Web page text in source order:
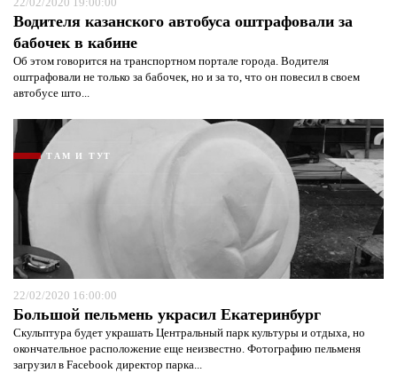
Водителя казанского автобуса оштрафовали за
бабочек в кабине
Об этом говорится на транспортном портале города. Водителя
оштрафовали не только за бабочек, но и за то, что он повесил в своем
автобусе што...
ТАМ И ТУТ
22/02/2020 16:00:00
Большой пельмень украсил Екатеринбург
Скульптура будет украшать Центральный парк культуры и отдыха, но
окончательное расположение еще неизвестно. Фотографию пельменя
загрузил в Facebook директор парка...